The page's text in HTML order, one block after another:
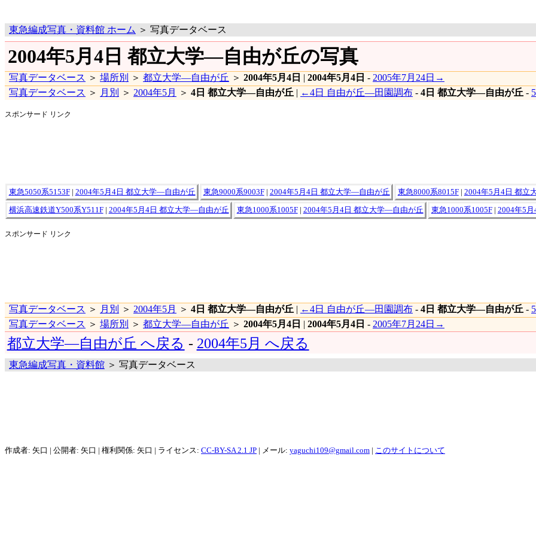
東急編成写真・資料館 ホーム ＞ 写真データベース
2004年5月4日 都立大学―自由が丘の写真
写真データベース ＞ 場所別 ＞ 都立大学―自由が丘 ＞ 2004年5月4日 | 2004年5月4日 - 2005年7月24日→
写真データベース ＞ 月別 ＞ 2004年5月 ＞ 4日 都立大学―自由が丘 | ←4日 自由が丘―田園調布 - 4日 都立大学―自由が丘 -
スポンサード リンク
東急5050系5153F| 2004年5月4日 都立大学―自由が丘 東急9000系9003F| 2004年5月4日 都立大学―自由が丘 東急8000系8015F| 2004年5月4日 都立
横浜高速鉄道Y500系Y511F| 2004年5月4日 都立大学―自由が丘 東急1000系1005F| 2004年5月4日 都立大学―自由が丘 東急1000系1005F| 2004年5
スポンサード リンク
写真データベース ＞ 月別 ＞ 2004年5月 ＞ 4日 都立大学―自由が丘 | ←4日 自由が丘―田園調布 - 4日 都立大学―自由が丘 -
写真データベース ＞ 場所別 ＞ 都立大学―自由が丘 ＞ 2004年5月4日 | 2004年5月4日 - 2005年7月24日→
都立大学―自由が丘 へ戻る - 2004年5月 へ戻る
東急編成写真・資料館 ＞ 写真データベース
作成者: 矢口 | 公開者: 矢口 | 権利関係: 矢口 | ライセンス: CC-BY-SA 2.1 JP | メール: yaguchi109@gmail.com このサイトについて